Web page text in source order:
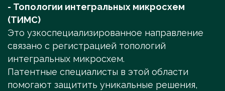
- Топологии интегральных микросхем
(ТИМС)
Это узкоспециализированное направление
связано с регистрацией топологий
интегральных микросхем.
Патентные специалисты в этой области
помогают защитить уникальные решения,